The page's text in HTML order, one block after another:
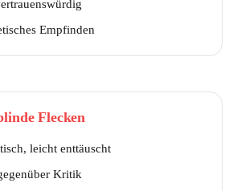
Empfinden
Flecken
leicht enttäuscht
Kritik